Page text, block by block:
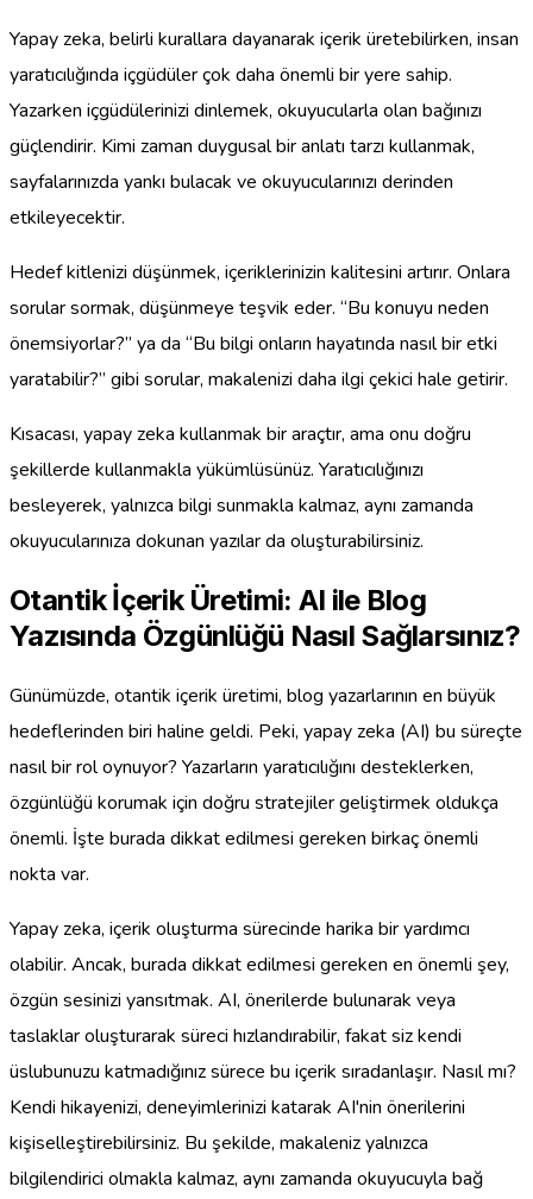
Yapay zeka, belirli kurallara dayanarak içerik üretebilirken, insan
yaratıcılığında içgüdüler çok daha önemli bir yere sahip.
Yazarken içgüdülerinizi dinlemek, okuyucularla olan bağınızı
güçlendirir. Kimi zaman duygusal bir anlatı tarzı kullanmak,
sayfalarınızda yankı bulacak ve okuyucularınızı derinden
etkileyecektir.
Hedef kitlenizi düşünmek, içeriklerinizin kalitesini artırır. Onlara
sorular sormak, düşünmeye teşvik eder. “Bu konuyu neden
önemsiyorlar?” ya da “Bu bilgi onların hayatında nasıl bir etki
yaratabilir?” gibi sorular, makalenizi daha ilgi çekici hale getirir.
Kısacası, yapay zeka kullanmak bir araçtır, ama onu doğru
şekillerde kullanmakla yükümlüsünüz. Yaratıcılığınızı
besleyerek, yalnızca bilgi sunmakla kalmaz, aynı zamanda
okuyucularınıza dokunan yazılar da oluşturabilirsiniz.
Otantik İçerik Üretimi: AI ile Blog
Yazısında Özgünlüğü Nasıl Sağlarsınız?
Günümüzde, otantik içerik üretimi, blog yazarlarının en büyük
hedeflerinden biri haline geldi. Peki, yapay zeka (AI) bu süreçte
nasıl bir rol oynuyor? Yazarların yaratıcılığını desteklerken,
özgünlüğü korumak için doğru stratejiler geliştirmek oldukça
önemli. İşte burada dikkat edilmesi gereken birkaç önemli
nokta var.
Yapay zeka, içerik oluşturma sürecinde harika bir yardımcı
olabilir. Ancak, burada dikkat edilmesi gereken en önemli şey,
özgün sesinizi yansıtmak. AI, önerilerde bulunarak veya
taslaklar oluşturarak süreci hızlandırabilir, fakat siz kendi
üslubunuzu katmadığınız sürece bu içerik sıradanlaşır. Nasıl mı?
Kendi hikayenizi, deneyimlerinizi katarak AI'nin önerilerini
kişiselleştirebilirsiniz. Bu şekilde, makaleniz yalnızca
bilgilendirici olmakla kalmaz, aynı zamanda okuyucuyla bağ